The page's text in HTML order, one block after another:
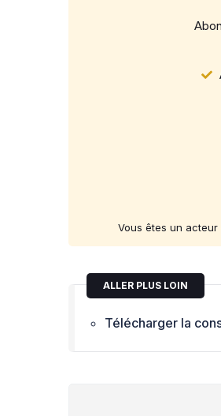
Vous êtes un
ALLER PLUS LOIN
Télécharger la